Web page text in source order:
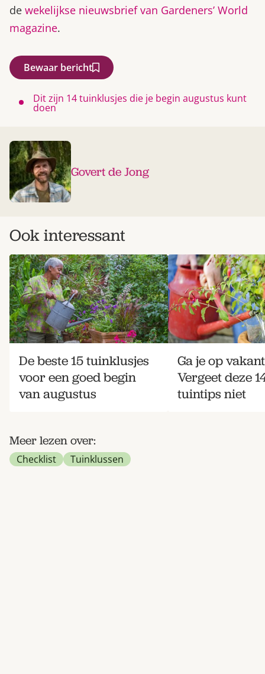
de wekelijkse nieuwsbrief van Gardeners’ World
magazine.
Bewaar bericht
Dit zijn 14 tuinklusjes die je begin augustus kunt
doen
Govert de Jong
Ook interessant
De beste 15 tuinklusjes
voor een goed begin
van augustus
Ga je op
Vergeet deze
tuintips niet
Meer lezen over:
Checklist Tuinklussen